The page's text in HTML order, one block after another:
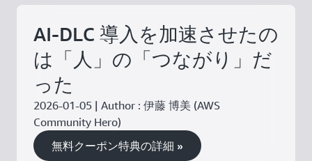
AI-DLC 導入を加速させたの
は「人」の「つながり」だ
った
2026-01-05 | Author : 伊藤 博美 (AWS
Community Hero)
無料クーポン特典の詳細 »